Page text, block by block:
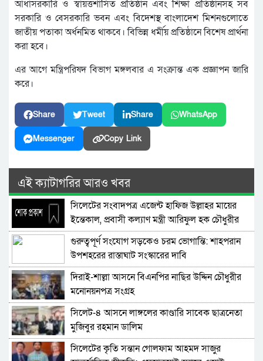
আধাসরকারি ও স্বায়ত্তশাসিত প্রতিষ্ঠান এবং শিক্ষা প্রতিষ্ঠানসহ সব
সরকারি ও বেসরকারি ভবন এবং বিদেশস্থ বাংলাদেশ মিশনগুলোতে
জাতীয় পতাকা অর্ধনমিত থাকবে। বিভিন্ন ধর্মীয় প্রতিষ্ঠানে বিশেষ প্রার্থনা
করা হবে।
এর আগে মন্ত্রিপরিষদ বিভাগ মঙ্গলবার এ সংক্রান্ত এক প্রজ্ঞাপন জারি
করে।
Share Tweet Share WhatsApp
Messenger Copy Link
এই ক্যাটাগরির আরও খবর
সিলেটের সংবাদপত্র এজেন্ট হাফিজ উল্লাহর মায়ের
ইন্তেকাল, প্রবাসী কল্যাণ মন্ত্রী আরিফুল হক চৌধুরীর
শোক
গুরুত্বপূর্ণ সংযোগ সড়কেও চরম ভোগান্তি: শাহপরান
উপশহরের রাস্তাঘাট সংস্কারের দাবি
দিরাই-শাল্লা আসনে বিএনপির নাছির উদ্দিন চৌধুরীর
মনোনয়নপত্র সংগ্রহ
সিলেট-৪ আসনে লাঙ্গলের কাণ্ডারি সাবেক ছাত্রনেতা
মুজিবুর রহমান ডালিম
সিলেটের কৃতি সন্তান গোলফাম আহমদ সাজুর